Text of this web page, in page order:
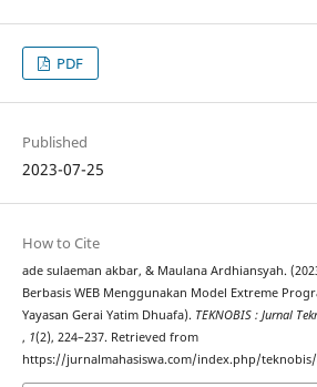
PDF
Published
2023-07-25
How to Cite
ade sulaeman akbar, & Maulana Ardhiansyah.
Berbasis WEB Menggunakan Model Extreme
Yayasan Gerai Yatim Dhuafa). TEKNOBIS : Jurnal
, 1(2), 224–237. Retrieved from
https://jurnalmahasiswa.com/index.php/